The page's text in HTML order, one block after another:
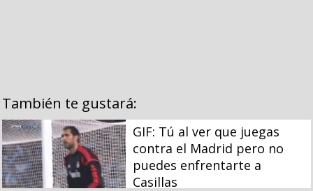
También te gustará:
GIF: Tú al ver que juegas
contra el Madrid pero no
puedes enfrentarte a
Casillas